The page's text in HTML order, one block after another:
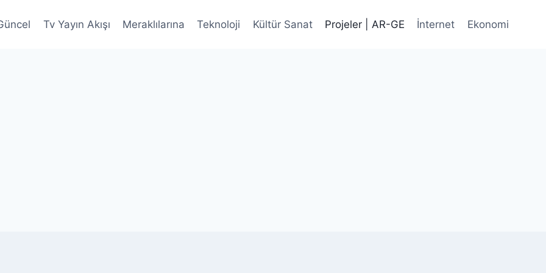
Tv Yayın Akışı Meraklılarına Teknoloji Kültür Sanat Projeler | AR-GE İnternet Ekonomi